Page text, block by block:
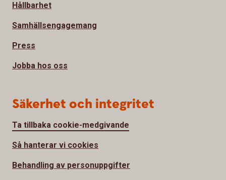
Hållbarhet
Samhällsengagemang
Press
Jobba hos oss
Säkerhet och integritet
Ta tillbaka cookie-medgivande
Så hanterar vi cookies
Behandling av personuppgifter